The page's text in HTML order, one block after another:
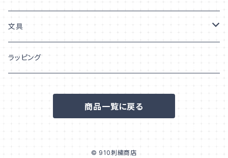
うちの子「柄」
巾着
ポーチ
文具
シール/ステッカー
ラッピング
商品一覧に戻る
© 910刺繍商店